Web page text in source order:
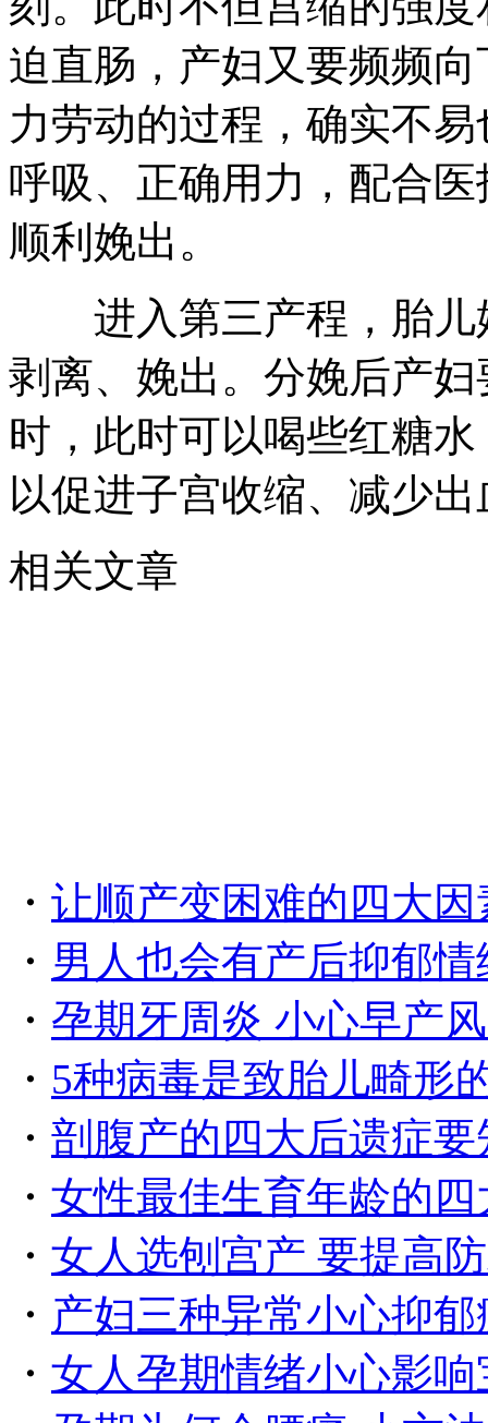
迫直肠，产妇又要频频
力劳动的过程，确实不
呼吸、正确用力，配合
顺利娩出。
进入第三产程，胎儿
剥离、娩出。分娩后产
时，此时可以喝些红糖
以促进子宫收缩、减少出
相关文章
・ 让顺产变困难的四大因
・ 男人也会有产后抑郁
・ 孕期牙周炎 小心早产
・ 5种病毒是致胎儿畸形
・ 剖腹产的四大后遗症要
・ 女性最佳生育年龄的四
・ 女人选刨宫产 要提高
・ 产妇三种异常小心抑郁
・ 女人孕期情绪小心影